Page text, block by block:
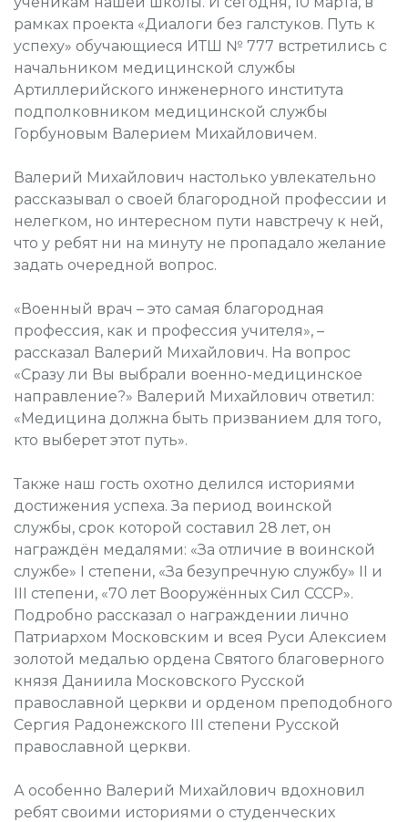
рамках проекта «Диалоги без галстуков. Путь к
успеху» обучающиеся ИТШ № 777 встретились с
начальником медицинской службы
Артиллерийского инженерного института
подполковником медицинской службы
Горбуновым Валерием Михайловичем.
Валерий Михайлович настолько увлекательно
рассказывал о своей благородной профессии и
нелегком, но интересном пути навстречу к ней,
что у ребят ни на минуту не пропадало желание
задать очередной вопрос.
«Военный врач – это самая благородная
профессия, как и профессия учителя», –
рассказал Валерий Михайлович. На вопрос
«Сразу ли Вы выбрали военно-медицинское
направление?» Валерий Михайлович ответил:
«Медицина должна быть призванием для того,
кто выберет этот путь».
Также наш гость охотно делился историями
достижения успеха. За период воинской
службы, срок которой составил 28 лет, он
награждён медалями: «За отличие в воинской
службе» I степени, «За безупречную службу» II и
III степени, «70 лет Вооружённых Сил СССР».
Подробно рассказал о награждении лично
Патриархом Московским и всея Руси Алексием
золотой медалью ордена Святого благоверного
князя Даниила Московского Русской
православной церкви и орденом преподобного
Сергия Радонежского III степени Русской
православной церкви.
А особенно Валерий Михайлович вдохновил
ребят своими историями о студенческих